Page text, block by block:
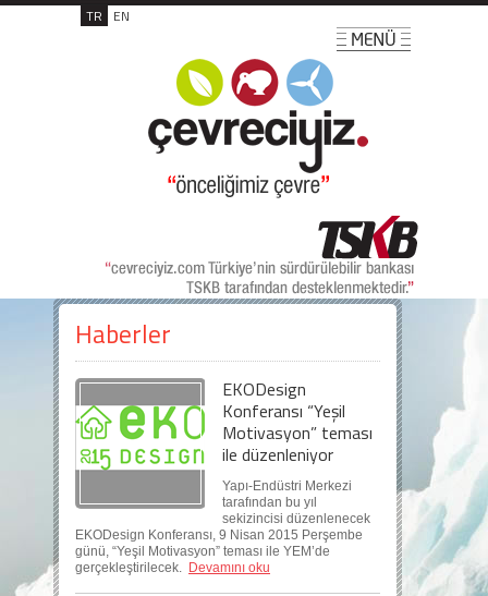
TR EN
Haberler
EKODesign
Konferansı “Yeşil
Motivasyon” teması
ile düzenleniyor
Yapı-Endüstri Merkezi
tarafından bu yıl
sekizincisi düzenlenecek
EKODesign Konferansı, 9 Nisan 2015 Perşembe
günü, “Yeşil Motivasyon” teması ile YEM’de
gerçekleştirilecek. Devamını oku